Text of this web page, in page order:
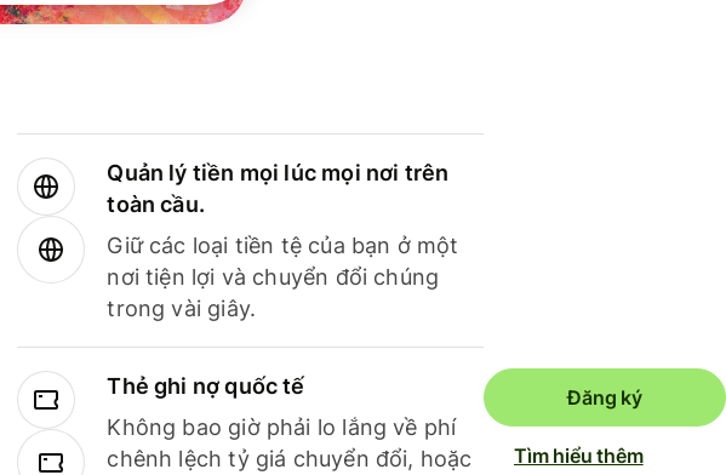
Quản lý tiền mọi lúc mọi nơi trên
toàn cầu.
Giữ các loại tiền tệ của bạn ở một
nơi tiện lợi và chuyển đổi chúng
trong vài giây.
Thẻ ghi nợ quốc tế
Không bao giờ phải lo lắng về phí
chênh lệch tỷ giá chuyển đổi, hoặc
Đăng ký
Tìm hiểu thêm